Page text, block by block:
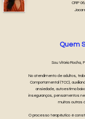
CRP
Quem
Sou Vitória Rocha,
No atendimento de adultos,
Comportamental (TCC),
ansiedade, autoestima
inseguranças, pensamentos
muitas outras
O processo terapêutico é